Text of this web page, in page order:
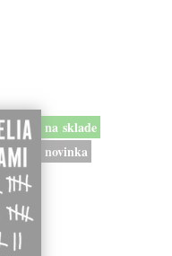
na sklade
novinka